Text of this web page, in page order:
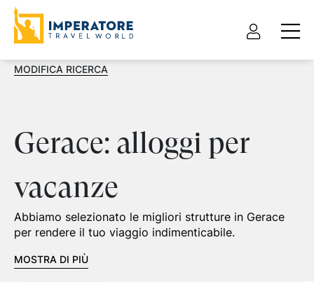
MODIFICA RICERCA
Gerace: alloggi per
vacanze
Abbiamo selezionato le migliori strutture in Gerace
per rendere il tuo viaggio indimenticabile.
MOSTRA DI PIÙ